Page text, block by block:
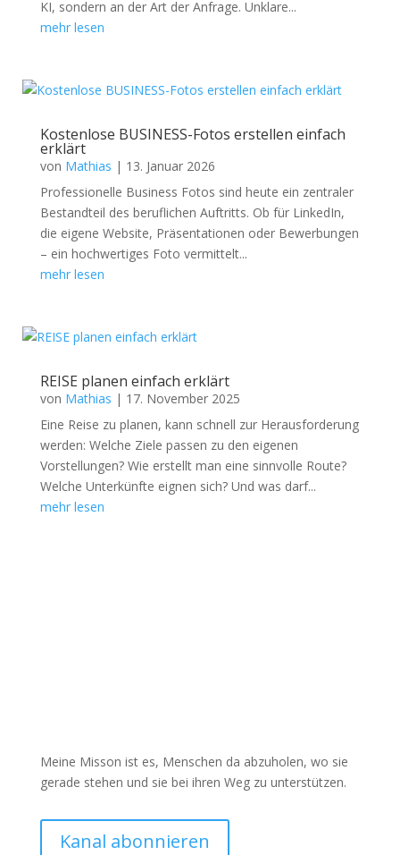
KI, sondern an der Art der Anfrage. Unklare...
mehr lesen
Kostenlose BUSINESS-Fotos erstellen einfach
erklärt
von Mathias | 13. Januar 2026
Professionelle Business Fotos sind heute ein zentraler
Bestandteil des beruflichen Auftritts. Ob für LinkedIn,
die eigene Website, Präsentationen oder Bewerbungen
– ein hochwertiges Foto vermittelt...
mehr lesen
REISE planen einfach erklärt
von Mathias | 17. November 2025
Eine Reise zu planen, kann schnell zur Herausforderung
werden: Welche Ziele passen zu den eigenen
Vorstellungen? Wie erstellt man eine sinnvolle Route?
Welche Unterkünfte eignen sich? Und was darf...
mehr lesen
Meine Misson ist es, Menschen da abzuholen, wo sie
gerade stehen und sie bei ihren Weg zu unterstützen.
Kanal abonnieren